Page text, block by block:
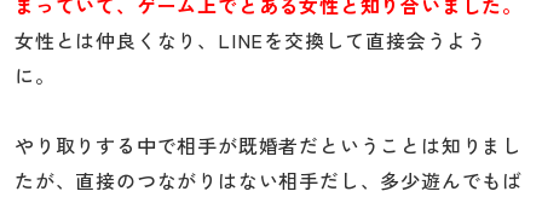
女性とは仲良くなり、LINEを交換して直接会うよう
に。
やり取りする中で相手が既婚者だということは知りまし
たが、直接のつながりはない相手だし、多少遊んでもば